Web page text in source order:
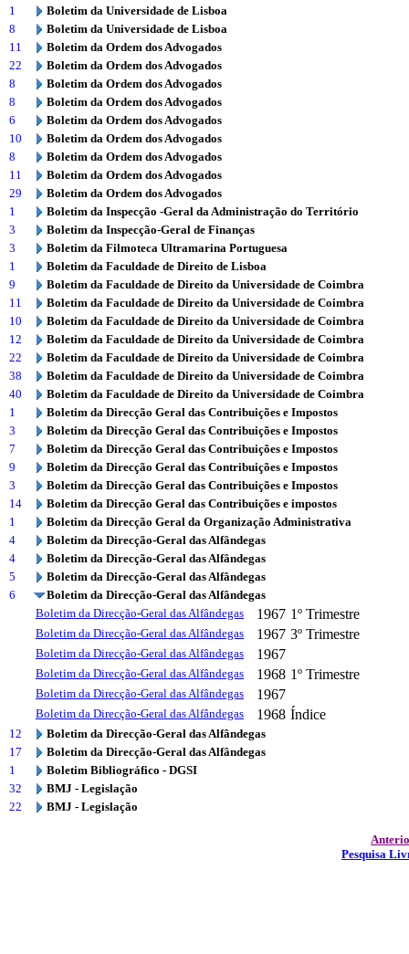
1
Boletim da Universidade de Lisboa
8
Boletim da Universidade de Lisboa
11
Boletim da Ordem dos Advogados
22
Boletim da Ordem dos Advogados
8
Boletim da Ordem dos Advogados
8
Boletim da Ordem dos Advogados
6
Boletim da Ordem dos Advogados
10
Boletim da Ordem dos Advogados
8
Boletim da Ordem dos Advogados
11
Boletim da Ordem dos Advogados
29
Boletim da Ordem dos Advogados
1
Boletim da Inspecção -Geral da Administração do Território
3
Boletim da Inspecção-Geral de Finanças
3
Boletim da Filmoteca Ultramarina Portuguesa
1
Boletim da Faculdade de Direito de Lisboa
9
Boletim da Faculdade de Direito da Universidade de Coimbra
11
Boletim da Faculdade de Direito da Universidade de Coimbra
10
Boletim da Faculdade de Direito da Universidade de Coimbra
12
Boletim da Faculdade de Direito da Universidade de Coimbra
22
Boletim da Faculdade de Direito da Universidade de Coimbra
38
Boletim da Faculdade de Direito da Universidade de Coimbra
40
Boletim da Faculdade de Direito da Universidade de Coimbra
1
Boletim da Direcção Geral das Contribuições e Impostos
3
Boletim da Direcção Geral das Contribuições e Impostos
7
Boletim da Direcção Geral das Contribuições e Impostos
9
Boletim da Direcção Geral das Contribuições e Impostos
3
Boletim da Direcção Geral das Contribuições e Impostos
14
Boletim da Direcção Geral das Contribuições e impostos
1
Boletim da Direcção Geral da Organização Administrativa
4
Boletim da Direcção-Geral das Alfândegas
4
Boletim da Direcção-Geral das Alfândegas
5
Boletim da Direcção-Geral das Alfândegas
6
Boletim da Direcção-Geral das Alfândegas
Boletim da Direcção-Geral das Alfândegas
1967 1º Trimestre
Boletim da Direcção-Geral das Alfândegas 1967 3º Trimestre
Boletim da Direcção-Geral das Alfândegas 1967
Boletim da Direcção-Geral das Alfândegas 1968 1º Trimestre
Boletim da Direcção-Geral das Alfândegas 1967
Boletim da Direcção-Geral das Alfândegas 1968 Índice
12
Boletim da Direcção-Geral das Alfândegas
17
Boletim da Direcção-Geral das Alfândegas
1
Boletim Bibliográfico - DGSI
32
BMJ - Legislação
22
BMJ - Legislação
Pesquisa